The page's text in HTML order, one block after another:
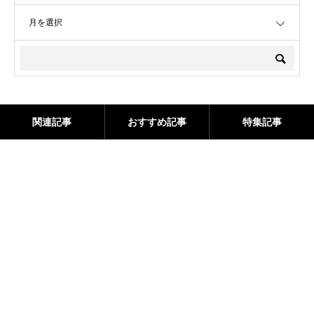
関連記事 おすすめ記事 特集記事